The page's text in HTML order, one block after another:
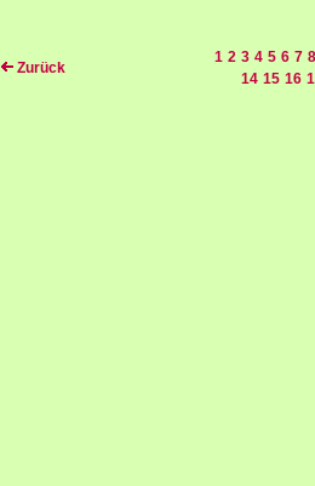
Zurück
1 2 3 4 5 6 7 8
14 15 16